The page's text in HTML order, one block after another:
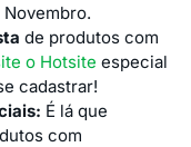
de produtos com
o Hotsite especial
cadastrar!
É lá que
com